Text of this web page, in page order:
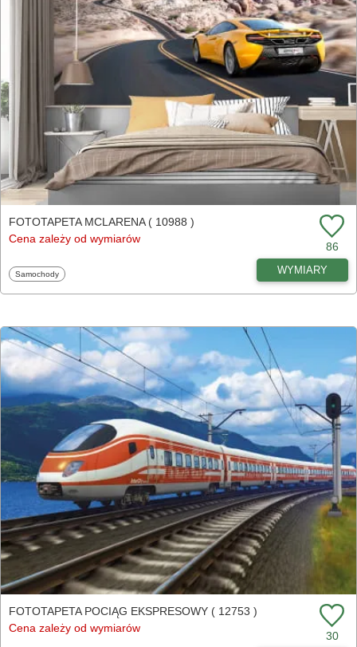
FOTOTAPETA MCLARENA ( 10988 )
Cena zależy od wymiarów
86
Fototapety
Samochody WYMIARY
FOTOTAPETA POCIĄG EKSPRESOWY ( 12753 )
Cena zależy od wymiarów
30